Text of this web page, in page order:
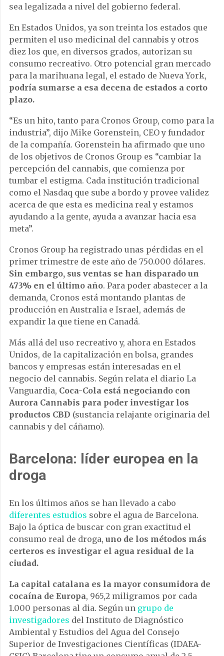
sea legalizada a nivel del gobierno federal.
En Estados Unidos, ya son treinta los estados que
permiten el uso medicinal del cannabis y otros
diez los que, en diversos grados, autorizan su
consumo recreativo. Otro potencial gran mercado
para la marihuana legal, el estado de Nueva York,
podría sumarse a esa decena de estados a corto
plazo.
“Es un hito, tanto para Cronos Group, como para la
industria”, dijo Mike Gorenstein, CEO y fundador
de la compañía. Gorenstein ha afirmado que uno
de los objetivos de Cronos Group es “cambiar la
percepción del cannabis, que comienza por
tumbar el estigma. Cada institución tradicional
como el Nasdaq que sube a bordo y provee validez
acerca de que esta es medicina real y estamos
ayudando a la gente, ayuda a avanzar hacia esa
meta”.
Cronos Group ha registrado unas pérdidas en el
primer trimestre de este año de 750.000 dólares.
Sin embargo, sus ventas se han disparado un
473% en el último año. Para poder abastecer a la
demanda, Cronos está montando plantas de
producción en Australia e Israel, además de
expandir la que tiene en Canadá.
Más allá del uso recreativo y, ahora en Estados
Unidos, de la capitalización en bolsa, grandes
bancos y empresas están interesadas en el
negocio del cannabis. Según relata el diario La
Vanguardia, Coca-Cola está negociando con
Aurora Cannabis para poder investigar los
productos CBD (sustancia relajante originaria del
cannabis y del cáñamo).
Barcelona: líder europea en la
droga
En los últimos años se han llevado a cabo
diferentes estudios sobre el agua de Barcelona.
Bajo la óptica de buscar con gran exactitud el
consumo real de droga, uno de los métodos más
certeros es investigar el agua residual de la
ciudad.
La capital catalana es la mayor consumidora de
cocaína de Europa, 965,2 miligramos por cada
1.000 personas al dia. Según un grupo de
investigadores del Instituto de Diagnóstico
Ambiental y Estudios del Agua del Consejo
Superior de Investigaciones Científicas (IDAEA-